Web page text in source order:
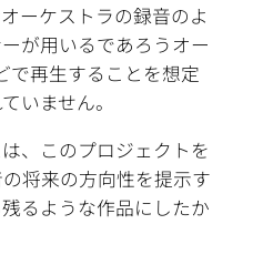
ーケストラの録音のよ
が用いるであろうオー
で再生することを想定
いません。
、このプロジェクトを
将来の方向性を提示す
るような作品にしたか